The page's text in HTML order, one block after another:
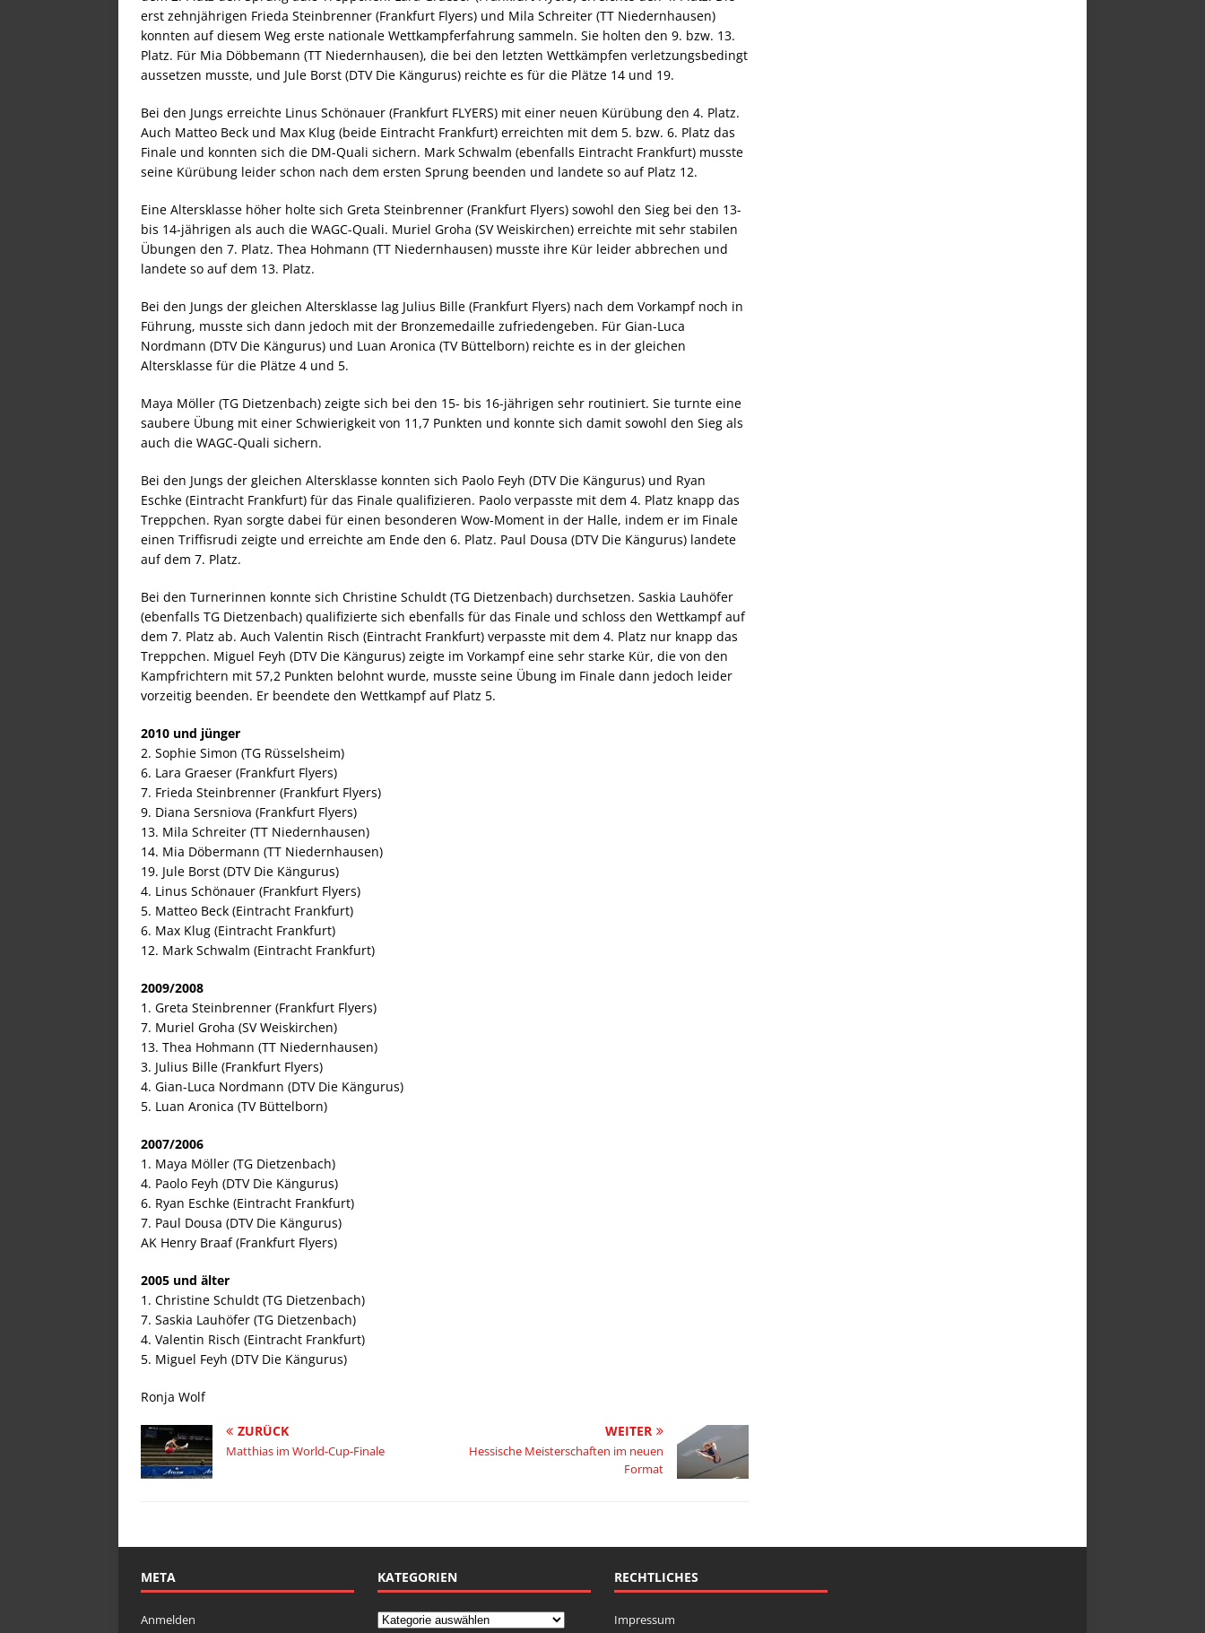
erst zehnjährigen Frieda Steinbrenner (Frankfurt Flyers) und Mila Schreiter (TT Niedernhausen)
konnten auf diesem Weg erste nationale Wettkampferfahrung sammeln. Sie holten den 9. bzw. 13.
Platz. Für Mia Döbbemann (TT Niedernhausen), die bei den letzten Wettkämpfen verletzungsbedingt
aussetzen musste, und Jule Borst (DTV Die Kängurus) reichte es für die Plätze 14 und 19.
Bei den Jungs erreichte Linus Schönauer (Frankfurt FLYERS) mit einer neuen Kürübung den 4. Platz.
Auch Matteo Beck und Max Klug (beide Eintracht Frankfurt) erreichten mit dem 5. bzw. 6. Platz das
Finale und konnten sich die DM-Quali sichern. Mark Schwalm (ebenfalls Eintracht Frankfurt) musste
seine Kürübung leider schon nach dem ersten Sprung beenden und landete so auf Platz 12.
Eine Altersklasse höher holte sich Greta Steinbrenner (Frankfurt Flyers) sowohl den Sieg bei den 13-
bis 14-jährigen als auch die WAGC-Quali. Muriel Groha (SV Weiskirchen) erreichte mit sehr stabilen
Übungen den 7. Platz. Thea Hohmann (TT Niedernhausen) musste ihre Kür leider abbrechen und
landete so auf dem 13. Platz.
Bei den Jungs der gleichen Altersklasse lag Julius Bille (Frankfurt Flyers) nach dem Vorkampf noch in
Führung, musste sich dann jedoch mit der Bronzemedaille zufriedengeben. Für Gian-Luca
Nordmann (DTV Die Kängurus) und Luan Aronica (TV Büttelborn) reichte es in der gleichen
Altersklasse für die Plätze 4 und 5.
Maya Möller (TG Dietzenbach) zeigte sich bei den 15- bis 16-jährigen sehr routiniert. Sie turnte eine
saubere Übung mit einer Schwierigkeit von 11,7 Punkten und konnte sich damit sowohl den Sieg als
auch die WAGC-Quali sichern.
Bei den Jungs der gleichen Altersklasse konnten sich Paolo Feyh (DTV Die Kängurus) und Ryan
Eschke (Eintracht Frankfurt) für das Finale qualifizieren. Paolo verpasste mit dem 4. Platz knapp das
Treppchen. Ryan sorgte dabei für einen besonderen Wow-Moment in der Halle, indem er im Finale
einen Triffisrudi zeigte und erreichte am Ende den 6. Platz. Paul Dousa (DTV Die Kängurus) landete
auf dem 7. Platz.
Bei den Turnerinnen konnte sich Christine Schuldt (TG Dietzenbach) durchsetzen. Saskia Lauhöfer
(ebenfalls TG Dietzenbach) qualifizierte sich ebenfalls für das Finale und schloss den Wettkampf auf
dem 7. Platz ab. Auch Valentin Risch (Eintracht Frankfurt) verpasste mit dem 4. Platz nur knapp das
Treppchen. Miguel Feyh (DTV Die Kängurus) zeigte im Vorkampf eine sehr starke Kür, die von den
Kampfrichtern mit 57,2 Punkten belohnt wurde, musste seine Übung im Finale dann jedoch leider
vorzeitig beenden. Er beendete den Wettkampf auf Platz 5.
2010 und jünger
2. Sophie Simon (TG Rüsselsheim)
6. Lara Graeser (Frankfurt Flyers)
7. Frieda Steinbrenner (Frankfurt Flyers)
9. Diana Sersniova (Frankfurt Flyers)
13. Mila Schreiter (TT Niedernhausen)
14. Mia Döbermann (TT Niedernhausen)
19. Jule Borst (DTV Die Kängurus)
4. Linus Schönauer (Frankfurt Flyers)
5. Matteo Beck (Eintracht Frankfurt)
6. Max Klug (Eintracht Frankfurt)
12. Mark Schwalm (Eintracht Frankfurt)
2009/2008
1. Greta Steinbrenner (Frankfurt Flyers)
7. Muriel Groha (SV Weiskirchen)
13. Thea Hohmann (TT Niedernhausen)
3. Julius Bille (Frankfurt Flyers)
4. Gian-Luca Nordmann (DTV Die Kängurus)
5. Luan Aronica (TV Büttelborn)
2007/2006
1. Maya Möller (TG Dietzenbach)
4. Paolo Feyh (DTV Die Kängurus)
6. Ryan Eschke (Eintracht Frankfurt)
7. Paul Dousa (DTV Die Kängurus)
AK Henry Braaf (Frankfurt Flyers)
2005 und älter
1. Christine Schuldt (TG Dietzenbach)
7. Saskia Lauhöfer (TG Dietzenbach)
4. Valentin Risch (Eintracht Frankfurt)
5. Miguel Feyh (DTV Die Kängurus)
Ronja Wolf
ZURÜCK
Matthias im World-Cup-Finale
WEITER
Hessische Meisterschaften im neuen
Format
META
Anmelden
KATEGORIEN RECHTLICHES
Impressum